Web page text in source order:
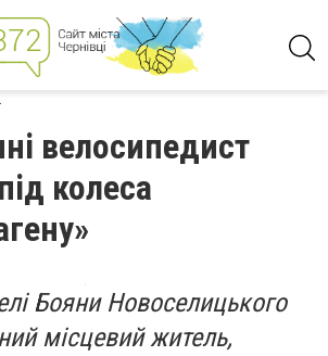
велосипедист
колеса
Бояни Новоселицького
місцевий житель,